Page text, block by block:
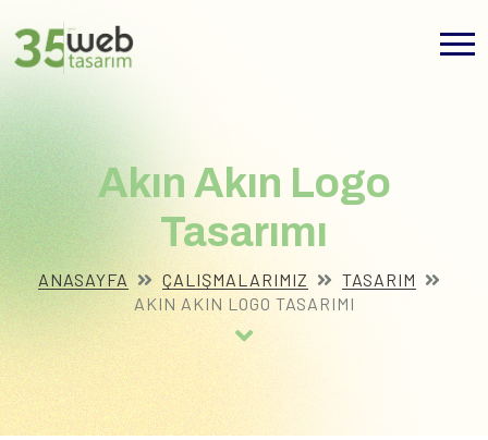
Akın Akın Logo
Tasarımı
ANASAYFA ÇALIŞMALARIMIZ
TASARIM
AKIN AKIN LOGO TASARIMI